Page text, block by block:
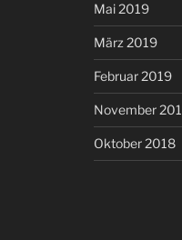
Mai 2019
März 2019
Februar 2019
November
Oktober 2018